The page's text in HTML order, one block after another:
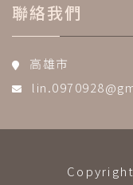
聯絡我們
高雄市